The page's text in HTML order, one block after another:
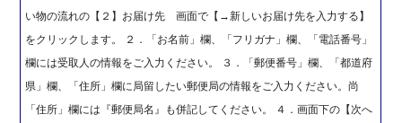
い物の流れの【２】お届け先 画面で【→新しいお届け先を入力する】
をクリックします。 ２．「お名前」欄、「フリガナ」欄、「電話番号」
欄には受取人の情報をご入力ください。 ３．「郵便番号」欄、「都道府
県」欄、「住所」欄に局留したい郵便局の情報をご入力ください。尚
「住所」欄には『郵便局名』も併記してください。 ４．画面下の【次へ